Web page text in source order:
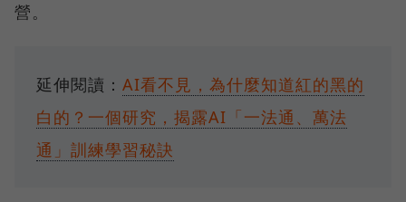
營。
延伸閱讀： AI看不見，為什麼知道紅的黑的
白的？一個研究，揭露AI「一法通、萬法
通」訓練學習秘訣